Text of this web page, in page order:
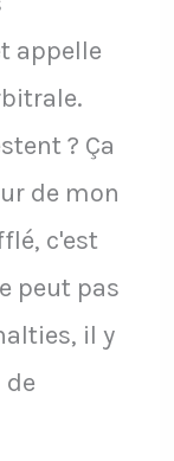
appelle
? Ça
de mon
c'est
peut pas
il y
de